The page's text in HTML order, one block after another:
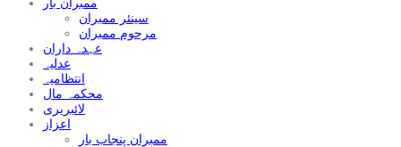
ممبران بار
سینئر ممبران
مرحوم ممبران
عہدہ داران
عدلیہ
انتظامیہ
محکمہ مال
لائبریری
اعزاز
ممبران پنجاب بار